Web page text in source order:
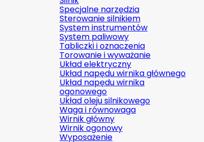
Specjalne narzędzia
Sterowanie silnikiem
System instrumentów
System paliwowy
Tabliczki i oznaczenia
Torowanie i wyważanie
Układ elektryczny
Układ napędu wirnika głównego
Układ napędu wirnika
ogonowego
Układ oleju silnikowego
Waga i równowaga
Wirnik główny
Wirnik ogonowy
Wyposażenie